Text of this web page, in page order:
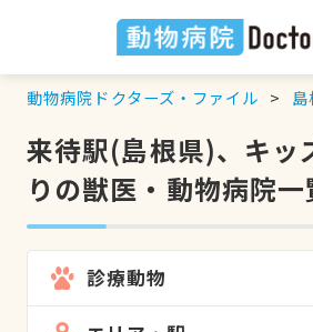
動物病院ドクターズ・ファイル 島
来待駅(島根県)、キッ
りの獣医・動物病院一
診療動物